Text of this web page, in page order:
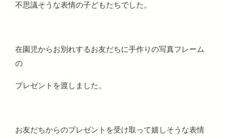
不思議そうな表情の子どもたちでした。
在園児からお別れするお友だちに手作りの写真フレーム
の
プレゼントを渡しました。
お友だちからのプレゼントを受け取って嬉しそうな表情